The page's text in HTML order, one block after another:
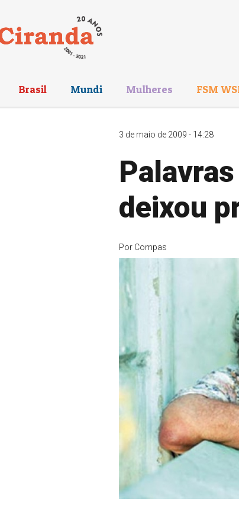
Brasil Mundi Mulheres FSM
3 de maio de 2009 - 14:28
deixou
Por Compas